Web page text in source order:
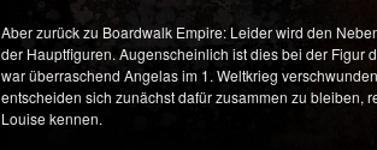
Aber zurück zu Boardwalk Empire: Leider wird den
der Hauptfiguren. Augenscheinlich ist dies bei der Figur
war überraschend Angelas im 1. Weltkrieg
entscheiden sich zunächst dafür zusammen zu bleiben,
Louise kennen.